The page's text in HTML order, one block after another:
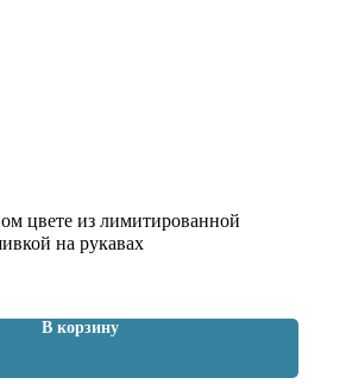
цвете из лимитированной
на рукавах
В корзину